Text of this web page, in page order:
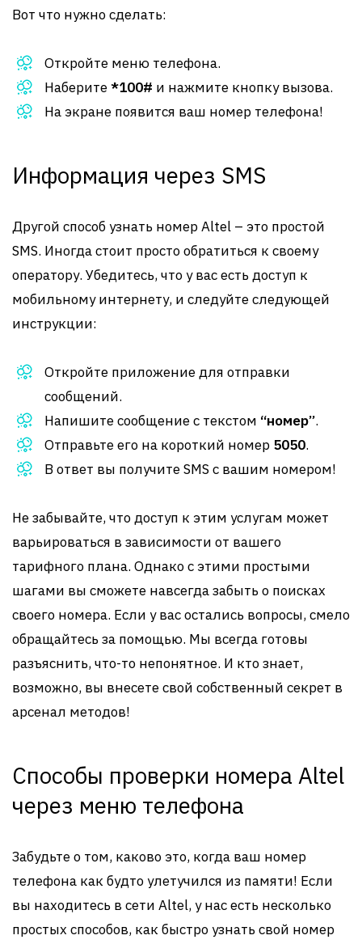
Вот что нужно сделать:
Откройте меню телефона.
Наберите*100# и нажмите кнопку вызова.
На экране появится ваш номер телефона!
Информация через SMS
Другой способ узнать номер Altel – это простой
SMS. Иногда стоит просто обратиться к своему
оператору. Убедитесь, что у вас есть доступ к
мобильному интернету, и следуйте следующей
инструкции:
Откройте приложение для отправки
сообщений.
Напишите сообщение с текстом “номер”.
Отправьте его на короткий номер 5050.
В ответ вы получите SMS с вашим номером!
Не забывайте, что доступ к этим услугам может
варьироваться в зависимости от вашего
тарифного плана. Однако с этими простыми
шагами вы сможете навсегда забыть о поисках
своего номера. Если у вас остались вопросы, смело
обращайтесь за помощью. Мы всегда готовы
разъяснить, что-то непонятное. И кто знает,
возможно, вы внесете свой собственный секрет в
арсенал методов!
Способы проверки номера Altel
через меню телефона
Забудьте о том, каково это, когда ваш номер
телефона как будто улетучился из памяти! Если
вы находитесь в сети Altel, у нас есть несколько
простых способов, как быстро узнать свой номер